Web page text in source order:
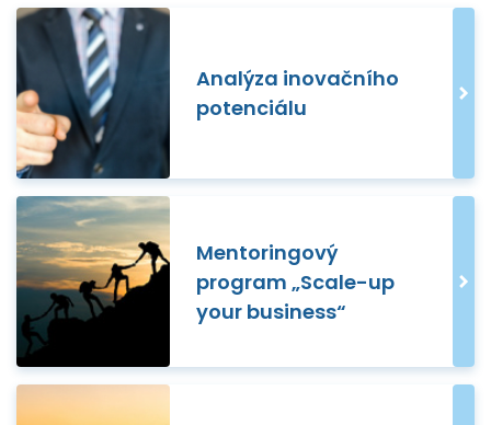
Analýza inovačního
potenciálu
Mentoringový
program „Scale-up
your business“